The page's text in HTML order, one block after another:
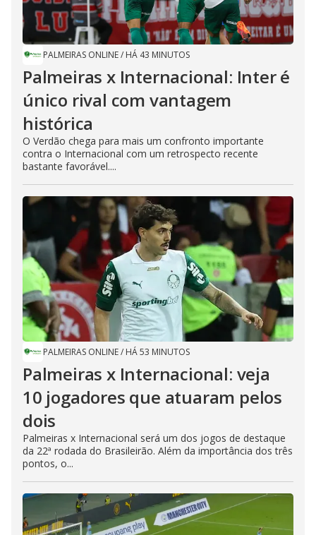
PALMEIRAS ONLINE/ HÁ 43 MINUTOS
Palmeiras x Internacional: Inter é
único rival com vantagem
histórica
O Verdão chega para mais um confronto importante
contra o Internacional com um retrospecto recente
bastante favorável....
PALMEIRAS ONLINE/ HÁ 53 MINUTOS
Palmeiras x Internacional: veja
10 jogadores que atuaram pelos
dois
Palmeiras x Internacional será um dos jogos de destaque
da 22ª rodada do Brasileirão. Além da importância dos três
pontos, o...